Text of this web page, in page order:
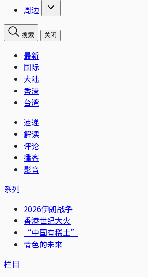
周边
搜索 关闭
最新
国际
大陆
香港
台湾
速递
解读
评论
播客
影音
系列
2026伊朗战争
香港世纪大火
“中国有稀土”
情色的未来
栏目